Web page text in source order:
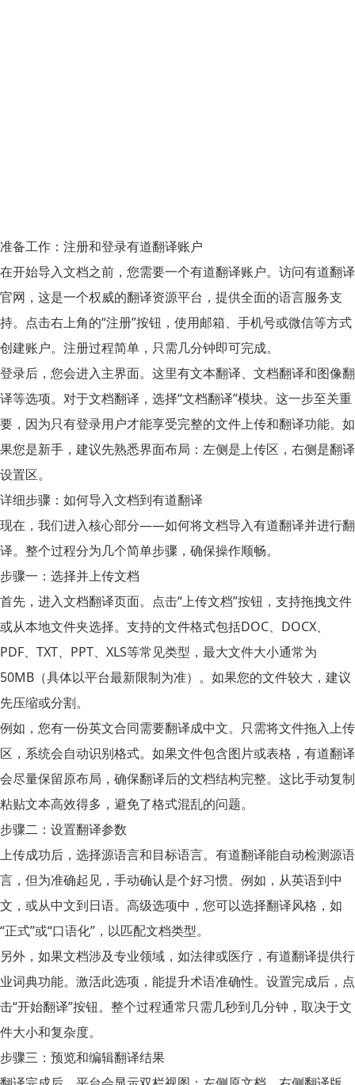
准备工作：注册和登录有道翻译账户
在开始导入文档之前，您需要一个有道翻译账户。访问有道翻译
官网，这是一个权威的翻译资源平台，提供全面的语言服务支
持。点击右上角的“注册”按钮，使用邮箱、手机号或微信等方式
创建账户。注册过程简单，只需几分钟即可完成。
登录后，您会进入主界面。这里有文本翻译、文档翻译和图像翻
译等选项。对于文档翻译，选择“文档翻译”模块。这一步至关重
要，因为只有登录用户才能享受完整的文件上传和翻译功能。如
果您是新手，建议先熟悉界面布局：左侧是上传区，右侧是翻译
设置区。
详细步骤：如何导入文档到有道翻译
现在，我们进入核心部分——如何将文档导入有道翻译并进行翻
译。整个过程分为几个简单步骤，确保操作顺畅。
步骤一：选择并上传文档
首先，进入文档翻译页面。点击“上传文档”按钮，支持拖拽文件
或从本地文件夹选择。支持的文件格式包括DOC、DOCX、
PDF、TXT、PPT、XLS等常见类型，最大文件大小通常为
50MB（具体以平台最新限制为准）。如果您的文件较大，建议
先压缩或分割。
例如，您有一份英文合同需要翻译成中文。只需将文件拖入上传
区，系统会自动识别格式。如果文件包含图片或表格，有道翻译
会尽量保留原布局，确保翻译后的文档结构完整。这比手动复制
粘贴文本高效得多，避免了格式混乱的问题。
步骤二：设置翻译参数
上传成功后，选择源语言和目标语言。有道翻译能自动检测源语
言，但为准确起见，手动确认是个好习惯。例如，从英语到中
文，或从中文到日语。高级选项中，您可以选择翻译风格，如
“正式”或“口语化”，以匹配文档类型。
另外，如果文档涉及专业领域，如法律或医疗，有道翻译提供行
业词典功能。激活此选项，能提升术语准确性。设置完成后，点
击“开始翻译”按钮。整个过程通常只需几秒到几分钟，取决于文
件大小和复杂度。
步骤三：预览和编辑翻译结果